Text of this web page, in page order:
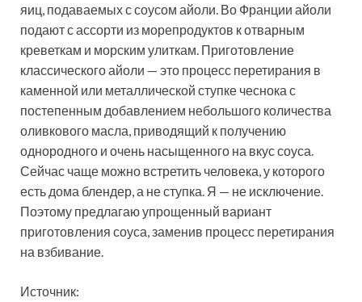
яиц, подаваемых с соусом айоли. Во Франции айоли
подают с ассорти из морепродуктов к отварным
креветкам и морским улиткам. Приготовление
классического айоли — это процесс перетирания в
каменной или металлической ступке чеснока с
постепенным добавлением небольшого количества
оливкового масла, приводящий к получению
однородного и очень насыщенного на вкус соуса.
Сейчас чаще можно встретить человека, у которого
есть дома блендер, а не ступка. Я — не исключение.
Поэтому предлагаю упрощенный вариант
приготовления соуса, заменив процесс перетирания
на взбивание.
Источник: